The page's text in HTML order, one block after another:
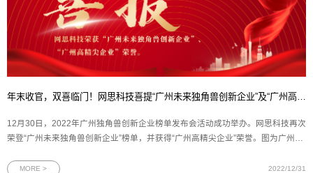
12月30日，2022年广州独角兽创新企业榜单发布会活动成功举办。网思科技再次
荣登“广州未来独角兽创新企业”榜单，并获得“广州高精尖企业”荣誉。图为广州独
州市科学技术局指导、广州市科技创新企业协会和广州生产力促进中心主办
MORE > 2022/12/31